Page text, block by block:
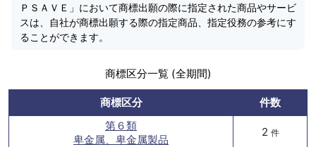
ＰＳＡＶＥ」において商標出願の際に指定された商品やサービ
スは、自社が商標出願する際の指定商品、指定役務の参考にす
ることができます。
商標区分一覧 (全期間)
商標区分
件数
第６類
卑金属、卑金属製品
2 件